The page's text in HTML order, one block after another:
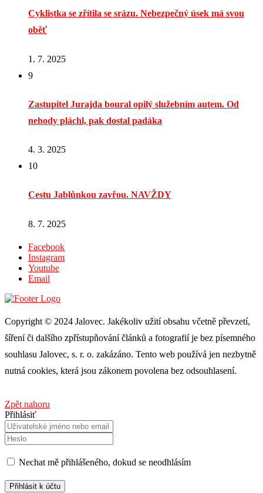
Cyklistka se zřítila se srázu. Nebezpečný úsek má svou
oběť
1. 7. 2025
9
Zastupitel Jurajda boural opilý služebním autem. Od
nehody pláchl, pak dostal padáka
4. 3. 2025
10
Cestu Jablůnkou zavřou. NAVŽDY
8. 7. 2025
Facebook
Instagram
Youtube
Email
Copyright © 2024 Jalovec. Jakékoliv užití obsahu včetně převzetí,
šíření či dalšího zpřístupňování článků a fotografií je bez písemného
souhlasu Jalovec, s. r. o. zakázáno. Tento web používá jen nezbytně
nutná cookies, která jsou zákonem povolena bez odsouhlasení.
Zpět nahoru
Přihlásiť
Nechat mě přihlášeného, ​​dokud se neodhlásím